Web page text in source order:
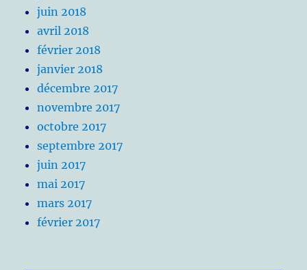
juin 2018
avril 2018
février 2018
janvier 2018
décembre 2017
novembre 2017
octobre 2017
septembre 2017
juin 2017
mai 2017
mars 2017
février 2017